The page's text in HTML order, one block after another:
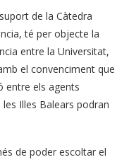
de la Càtedra
té per objecte la
entre la Universitat,
el convenciment que
entre els agents
Illes Balears podran
de poder escoltar el